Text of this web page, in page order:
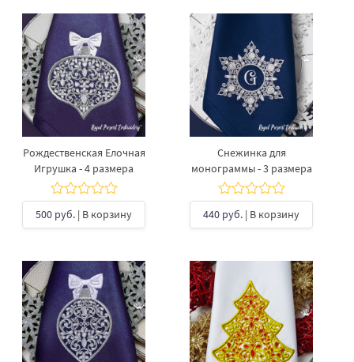
Рождественская Елочная
Игрушка - 4 размера
500 руб. | В корзину
Снежинка для
монограммы - 3 размера
440 руб. | В корзину